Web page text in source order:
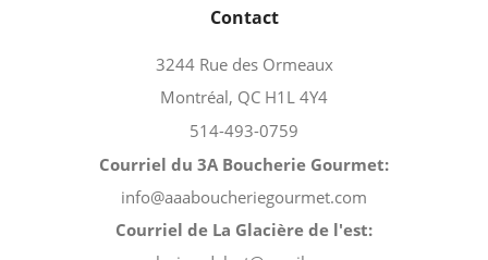
Contact
3244 Rue des Ormeaux
Montréal, QC H1L 4Y4
514-493-0759
Courriel du 3A Boucherie Gourmet:
info@aaaboucheriegourmet.com
Courriel de La Glacière de l'est: